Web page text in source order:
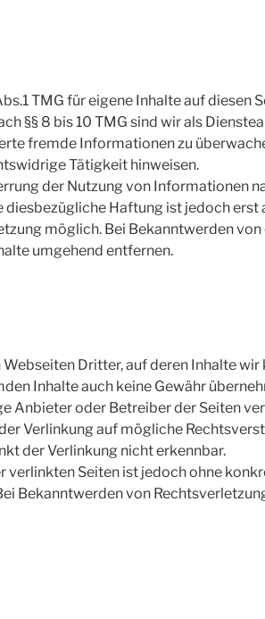
TMG für eigene Inhalte auf diesen
§§ 8 bis 10 TMG sind wir als
fremde Informationen zu
Tätigkeit hinweisen.
der Nutzung von Informationen
diesbezügliche Haftung ist jedoch
möglich. Bei Bekanntwerden
umgehend entfernen.
Dritter, auf deren Inhalte wir
Inhalte auch keine Gewähr
Anbieter oder Betreiber der Seiten
Verlinkung auf mögliche
der Verlinkung nicht erkennbar.
verlinkten Seiten ist jedoch ohne
Bekanntwerden von